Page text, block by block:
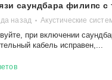
саундбара филипс
назад Акустические
при включении
кабель исправен,...